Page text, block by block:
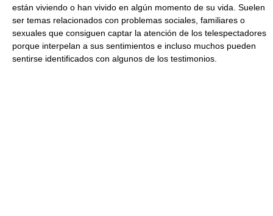
están viviendo o han vivido en algún momento de su vida. Suelen
ser temas relacionados con problemas sociales, familiares o
sexuales que consiguen captar la atención de los telespectadores
porque interpelan a sus sentimientos e incluso muchos pueden
sentirse identificados con algunos de los testimonios.